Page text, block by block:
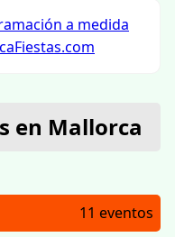
en Mallorca
11 eventos